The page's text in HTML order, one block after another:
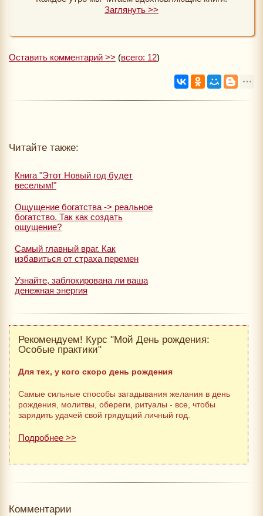
Заглянуть >>
Оставить комментарий >> (всего: 12)
Читайте также:
Книга "Этот Новый год будет
веселым!"
Ощущение богатства -> реальное
богатство. Так как создать
ощущение?
Самый главный враг. Как
избавиться от страха перемен
Узнайте, заблокирована ли ваша
денежная энергия
Рекомендуем! Курс "Мой День рождения:
Особые практики"
Для тех, у кого скоро день рождения
Самые сильные способы загадывания желания в день
рождения, молитвы, обереги, ритуалы - все, чтобы
зарядить удачей свой грядущий личный год.
Подробнее >>
Комментарии